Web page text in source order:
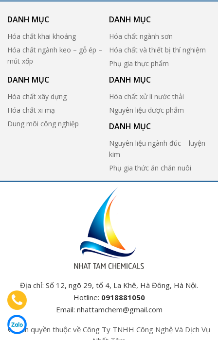
DANH MỤC
Hóa chất khai khoáng
Hóa chất ngành keo – gỗ ép –
mút xốp
DANH MỤC
Hóa chất ngành sơn
Hóa chất và thiết bị thí nghiệm
Phụ gia thực phẩm
DANH MỤC
Hóa chất xây dựng
Hóa chất xi mạ
Dung môi công nghiệp
DANH MỤC
Hóa chất xử lí nước thải
Nguyên liệu dược phẩm
DANH MỤC
Nguyên liệu ngành đúc – luyện
kim
Phụ gia thức ăn chăn nuôi
Địa chỉ: Số 12, ngõ 29, tổ 4, La Khê, Hà Đông, Hà Nội.
Hotline: 0918881050
Email: nhattamchem@gmail.com
© Bản quyền thuộc về Công Ty TNHH Công Nghệ Và Dịch Vụ